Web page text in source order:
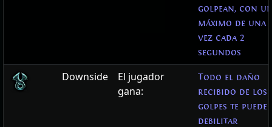
golpean, con
máximo de una
vez cada 2
segundos
Downside
El jugador
gana:
Todo el daño
recibido de los
golpes te puede
debilitar